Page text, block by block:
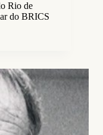
Rio de
do BRICS